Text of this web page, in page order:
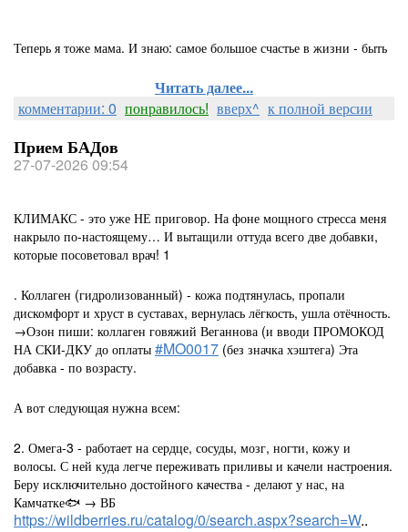
Теперь я тоже мама. И знаю: самое большое счастье в жизни - быть
Читать далее...
комментарии: 0 понравилось! вверх^ к полной версии
Прием БАДов
27-07-2026 09:54
КЛИМАКС - это уже НЕ приговор. На фоне мощного стресса меня
накрыло по-настоящему… И вытащили оттуда всего две добавки,
которые посоветовал врач! 1
. Коллаген (гидролизованный) - кожа подтянулась, пропали
дискомфорт и хруст в суставах, вернулась лёгкость, ушла отёчность.
→Озон пиши: коллаген говяжий Веганнова (и вводи ПРОМОКОД
НА СКИ-ДКУ до оплаты #MO0017 (без значка хэштега) Эта
добавка - по возрасту.
А вот следующая нужна всем:
2. Омега-3 - работает на сердце, сосуды, мозг, ногти, кожу и
волосы. С ней куда легче переживать приливы и качели настроения.
Беру исключительно достойного качества - делают у нас, на
Камчатке🐟 → ВБ
https://wildberries.ru/catalog/0/search.aspx?search=W..